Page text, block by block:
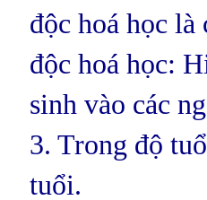
độc hoá học
độc hoá học:
sinh vào các
3. Trong độ
tuổi.